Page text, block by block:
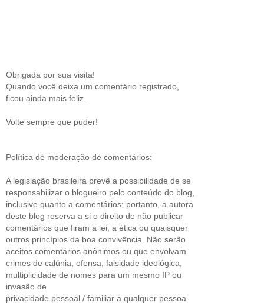
Obrigada por sua visita!
Quando você deixa um comentário registrado,
ficou ainda mais feliz.
Volte sempre que puder!
Política de moderação de comentários:
A legislação brasileira prevê a possibilidade de se
responsabilizar o blogueiro pelo conteúdo do blog,
inclusive quanto a comentários; portanto, a autora
deste blog reserva a si o direito de não publicar
comentários que firam a lei, a ética ou quaisquer
outros princípios da boa convivência. Não serão
aceitos comentários anônimos ou que envolvam
crimes de calúnia, ofensa, falsidade ideológica,
multiplicidade de nomes para um mesmo IP ou
invasão de
privacidade pessoal / familiar a qualquer pessoa.